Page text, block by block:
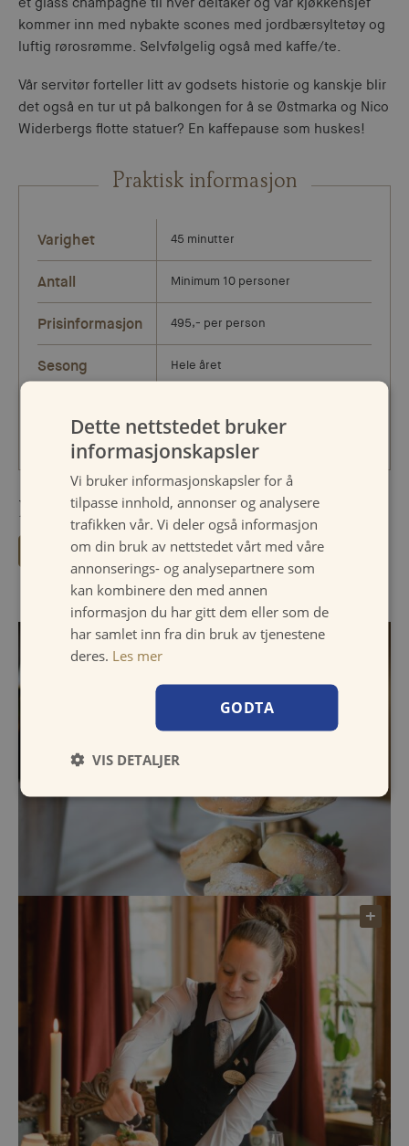
kommer inn med nybakte scones med jordbærsyltetøy og
luftig rørosrømme. Selvfølgelig også med kaffe/te.
Vår servitør forteller litt av godsets historie og kanskje blir
det også en tur ut på balkongen for å se Østmarka og Nico
Widerbergs flotte statuer? En kaffepause som huskes!
Praktisk informasjon
Varighet 45 minutter
Antall Minimum 10 personer
Prisinformasjon 495,- per person
Sesong Hele året
Del denne siden:
Dette nettstedet bruker
informasjonskapsler
Vi bruker informasjonskapsler for å
tilpasse innhold, annonser og analysere
trafikken vår. Vi deler også informasjon
om din bruk av nettstedet vårt med våre
annonserings- og analysepartnere som
kan kombinere den med annen
informasjon du har gitt dem eller som de
har samlet inn fra din bruk av tjenestene
deres. Les mer
GODTA
VIS DETALJER